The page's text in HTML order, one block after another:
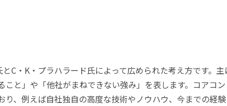
C・K・プラハラード氏によって広められた考え方です。主
と」や「他社がまねできない強み」を表します。コアコ
、例えば自社独自の高度な技術やノウハウ、今までの経